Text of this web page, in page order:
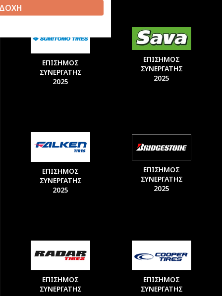
ΕΠΙΣΗΜΟΣ
ΣΥΝΕΡΓΑΤΗΣ
2025
ΕΠΙΣΗΜΟΣ
ΣΥΝΕΡΓΑΤΗΣ
2025
ΕΠΙΣΗΜΟΣ
ΣΥΝΕΡΓΑΤΗΣ
2025
ΕΠΙΣΗΜΟΣ
ΣΥΝΕΡΓΑΤΗΣ
2025
ΕΠΙΣΗΜΟΣ
ΣΥΝΕΡΓΑΤΗΣ
ΕΠΙΣΗΜΟΣ
ΣΥΝΕΡΓΑΤΗΣ